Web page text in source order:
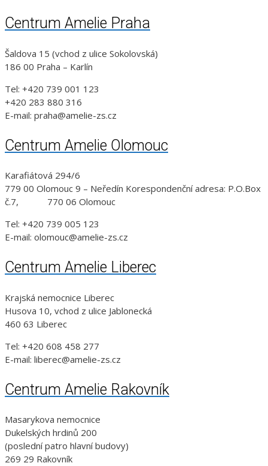
Centrum Amelie Praha
Šaldova 15 (vchod z ulice Sokolovská)
186 00 Praha – Karlín
Tel: +420 739 001 123
+420 283 880 316
E-mail: praha@amelie-zs.cz
Centrum Amelie Olomouc
Karafiátová 294/6
779 00 Olomouc 9 – Neředín Korespondenční adresa: P.O.Box
č.7, 770 06 Olomouc
Tel: +420 739 005 123
E-mail: olomouc@amelie-zs.cz
Centrum Amelie Liberec
Krajská nemocnice Liberec
Husova 10, vchod z ulice Jablonecká
460 63 Liberec
Tel: +420 608 458 277
E-mail: liberec@amelie-zs.cz
Centrum Amelie Rakovník
Masarykova nemocnice
Dukelských hrdinů 200
(poslední patro hlavní budovy)
269 29 Rakovník